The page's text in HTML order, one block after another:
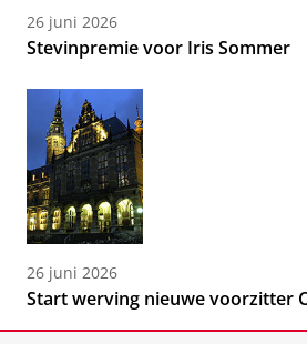
26 juni 2026
Stevinpremie voor Iris Sommer
26 juni 2026
Start werving nieuwe voorzitter